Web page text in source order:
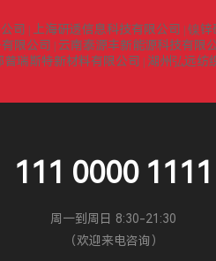
司 上海研透信息科技有限公司
镍锌
限公司
云南泰源丰新能源科技有限
普瑞斯特新材料有限公司
湖州弘远纺
111 0000 1111
周一到周日 8:30-21:30
（欢迎来电咨询）